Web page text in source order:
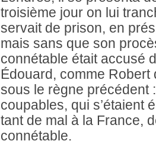
troisième jour on lui
servait de prison, en
mais sans que son
connétable était accusé
Édouard, comme Robert
sous le règne précédent
coupables, qui s’étaient
tant de mal à la France,
connétable.